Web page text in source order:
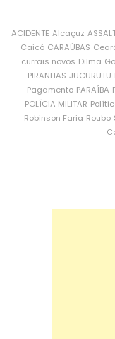
ACIDENTE Alcaçuz
Caicó CARAÚBAS
currais novos Dilma
PIRANHAS JUCURUTU
Pagamento PARAÍBA
POLÍCIA MILITAR
Robinson Faria Roubo